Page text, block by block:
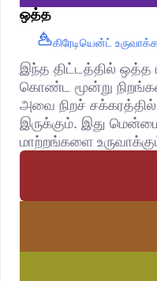
ஒத்த
கிரேடியென்ட்
இந்த திட்டத்தில் ஒத்த
கொண்ட மூன்று
அவை நிறச்
இருக்கும். இது
மாற்றங்களை